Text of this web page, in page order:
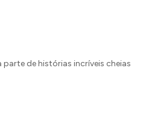
parte de histórias incríveis cheias